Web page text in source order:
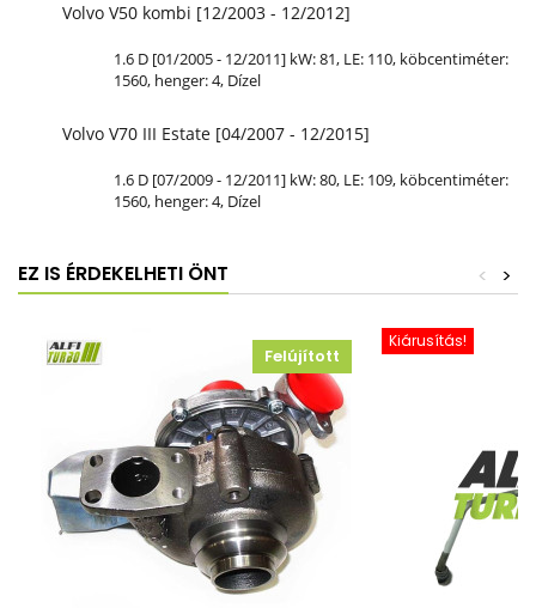
Volvo V50 kombi [12/2003 - 12/2012]
1.6 D [01/2005 - 12/2011] kW: 81, LE: 110, köbcentiméter:
1560, henger: 4, Dízel
Volvo V70 III Estate [04/2007 - 12/2015]
1.6 D [07/2009 - 12/2011] kW: 80, LE: 109, köbcentiméter:
1560, henger: 4, Dízel
EZ IS ÉRDEKELHETI ÖNT >
<
Felújított
Kiárusítás!